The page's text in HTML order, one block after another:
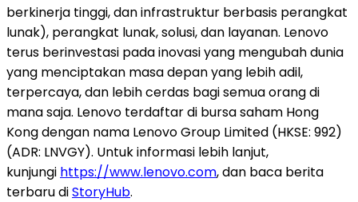
berkinerja tinggi, dan infrastruktur berbasis perangkat
lunak), perangkat lunak, solusi, dan layanan. Lenovo
terus berinvestasi pada inovasi yang mengubah dunia
yang menciptakan masa depan yang lebih adil,
terpercaya, dan lebih cerdas bagi semua orang di
mana saja. Lenovo terdaftar di bursa saham Hong
Kongdengan nama Lenovo Group Limited (HKSE: 992)
(ADR: LNVGY). Untuk informasi lebih lanjut,
kunjungi https://www.lenovo.com, dan baca berita
terbaru diStoryHub.